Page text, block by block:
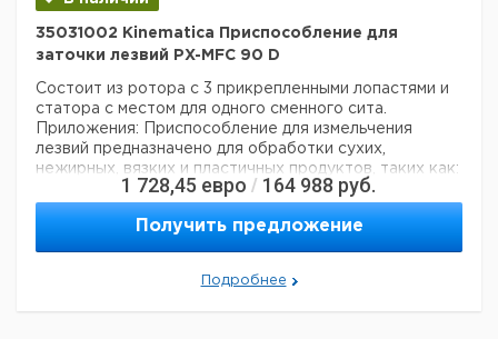
Тип
во в
номер
НДС,
НДС,
поставки
PX - MFC 90 D
привод 230В/EU,
с ударным
размольным
комплектом
1 6241371
размольный
комплект для
1 9571495
35031002 Kinematica Приспособление для
заточки лезвий PX-MFC 90 D
Состоит из ротора с 3 прикрепленными лопастями и
статора с местом для одного сменного сита.
Приложения:
Приспособление для измельчения
лезвий предназначено для обработки сухих,
нежирных, вязких и пластичных продуктов, таких как:
Дерево, кора, корни, листья, солома, пробка,
сухофрукты, сушеное обезжиренное мясо,
аденоиды, рыба, перья, кожа, дерма, шерсть, хлопок,
поводки, бумага, уголь, газон, сухие смолы,
пластиковые гранулы, различный текстиль, войлок и
т. д.
1 728,45 евро / 164 988 руб.
Получить предложение
Подробнее